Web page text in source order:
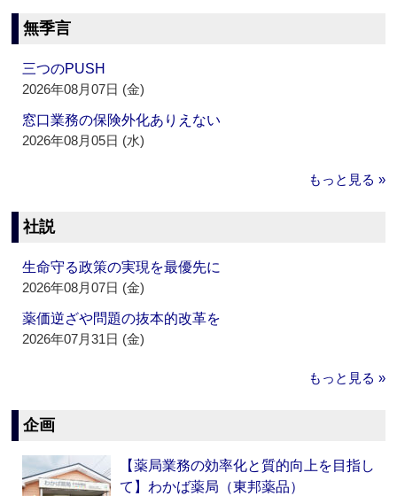
無季言
三つのPUSH
2026年08月07日 (金)
窓口業務の保険外化ありえない
2026年08月05日 (水)
もっと見る »
社説
生命守る政策の実現を最優先に
2026年08月07日 (金)
薬価逆ざや問題の抜本的改革を
2026年07月31日 (金)
もっと見る »
企画
【薬局業務の効率化と質的向上を目指し
て】わかば薬局（東邦薬品）